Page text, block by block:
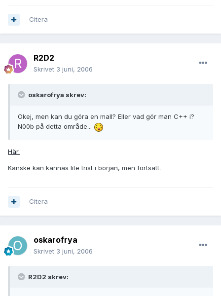
Citera
R2D2
Skrivet 3 juni, 2006
oskarofrya skrev:
Okej, men kan du göra en mall? Eller vad gör man C++ i?
N00b på detta område...
Här.
Kanske kan kännas lite trist i början, men fortsätt.
Citera
oskarofrya
Skrivet 3 juni, 2006
R2D2 skrev: